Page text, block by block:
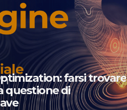
farsi trovare
questione di